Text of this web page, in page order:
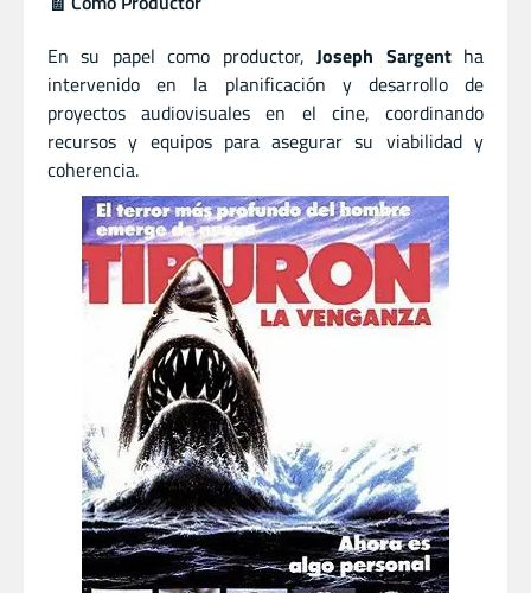
En su papel como productor,Joseph Sargentha
intervenido en la planificación y desarrollo de
proyectos audiovisuales en el cine, coordinando
recursos y equipos para asegurar su viabilidad y
coherencia.